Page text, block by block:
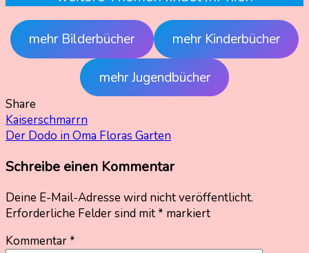
mehr Bilderbücher mehr Kinderbücher
mehr Jugendbücher
Share
Beitragsnavigation
Kaiserschmarrn
Der Dodo in Oma Floras Garten
Schreibe einen Kommentar
Deine E-Mail-Adresse wird nicht veröffentlicht.
Erforderliche Felder sind mit* markiert
Kommentar*